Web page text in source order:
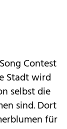
Contest
Stadt wird
selbst die
sind. Dort
für